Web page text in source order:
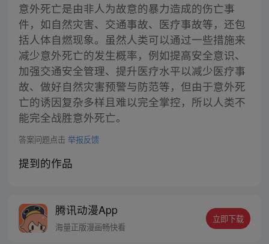
意外死亡是由非人为故意的暴力造成的伤亡事
件，如自然灾害、交通事故、医疗事故等，还包
括人体自燃现象。虽然人类可以通过一些措施来
减少意外死亡的发生概率，例如提高安全意识、
加强交通安全管理、提升医疗水平以减少医疗事
故、做好自然灾害预警与防范等，但由于意外死
亡的诱因复杂多样且难以完全掌控，所以人类不
能完全战胜意外死亡。
答案问题点击 举报反馈
提到的作品
腾讯动漫App
海量正版漫画畅快看
立即下载